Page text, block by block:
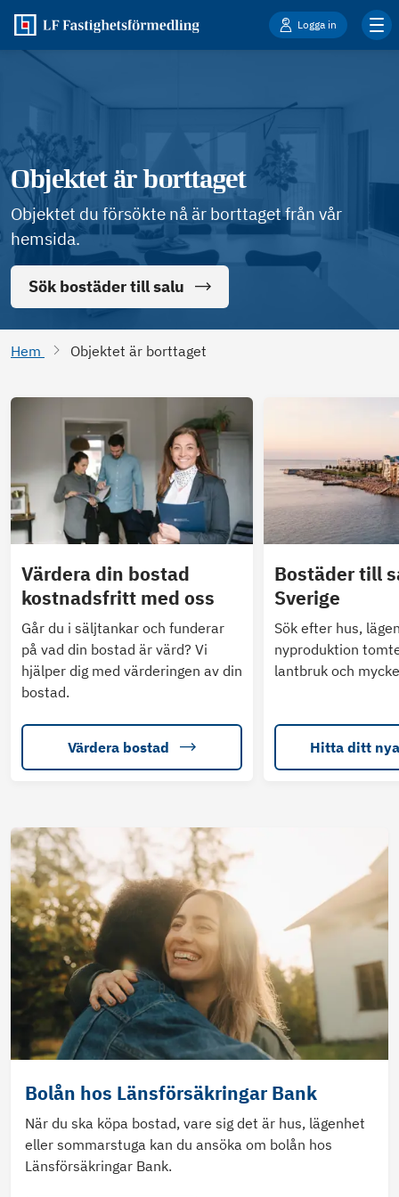
Logga in
Objektet är borttaget
Objektet du försökte nå är borttaget från vår
hemsida.
Sök bostäder till salu
Hem Objektet är borttaget
Värdera din bostad
kostnadsfritt med oss
Går du i säljtankar och funderar
på vad din bostad är värd? Vi
hjälper dig med värderingen av din
bostad.
Värdera bostad
Bostäder till
Sverige
Sök efter hus,
nyproduktion
lantbruk och
Hitta ditt
Bolån hos Länsförsäkringar Bank
När du ska köpa bostad, vare sig det är hus, lägenhet
eller sommarstuga kan du ansöka om bolån hos
Länsförsäkringar Bank.